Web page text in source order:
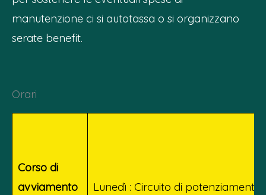
manutenzione ci si autotassa o si organizzano
serate benefit.
Orari
Corso di
avviamento
Lunedì : Circuito di potenziamento